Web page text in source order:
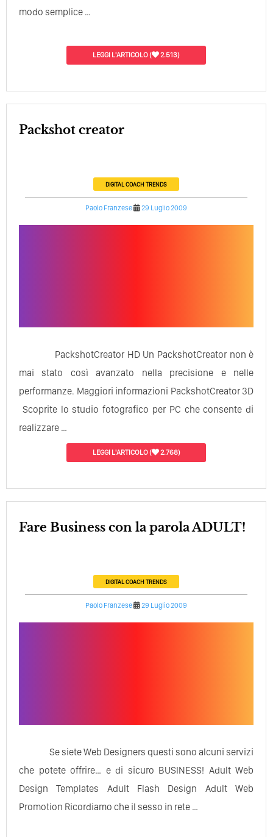
modo semplice …
LEGGI L'ARTICOLO( 2.513)
packshot creator
DIGITAL COACHTRENDS
Paolo Franzese 29 Luglio 2009
PackshotCreator HD Un PackshotCreator non è
mai stato così avanzato nella precisione e nelle
performanze. Maggiori informazioni PackshotCreator 3D
Scoprite lo studio fotografico per PC che consente di
realizzare …
LEGGI L'ARTICOLO( 2.768)
Fare Business con la parola ADULT!
DIGITAL COACHTRENDS
Paolo Franzese 29 Luglio 2009
Se siete Web Designers questi sono alcuni servizi
che potete offrire… e di sicuro BUSINESS! Adult Web
Design Templates Adult Flash Design Adult Web
Promotion Ricordiamo che il sesso in rete …